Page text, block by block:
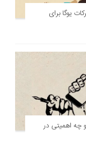
یوگا برای
چه اهمیتی در